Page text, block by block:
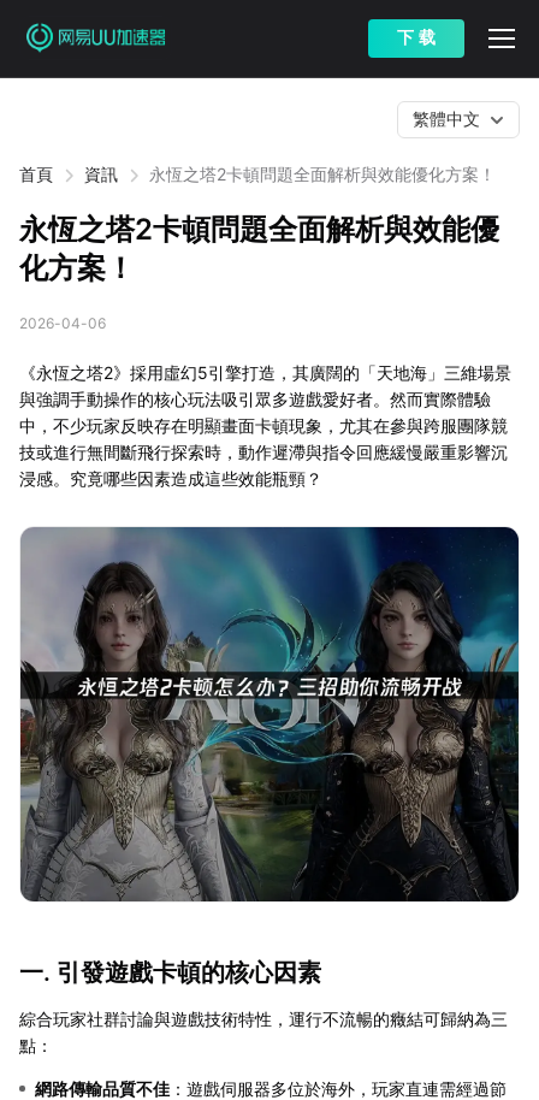
下 载
首頁 資訊 永恆之塔2卡頓問題全面解析與效能優化方案！
繁體中文
永恆之塔2卡頓問題全面解析與效能優
化方案！
2026-04-06
《永恆之塔2》採用虛幻5引擎打造，其廣闊的「天地海」三維場景
與強調手動操作的核心玩法吸引眾多遊戲愛好者。然而實際體驗
中，不少玩家反映存在明顯畫面卡頓現象，尤其在參與跨服團隊競
技或進行無間斷飛行探索時，動作遲滯與指令回應緩慢嚴重影響沉
浸感。究竟哪些因素造成這些效能瓶頸？
一. 引發遊戲卡頓的核心因素
綜合玩家社群討論與遊戲技術特性，運行不流暢的癥結可歸納為三
點：
網路傳輸品質不佳 ：遊戲伺服器多位於海外，玩家直連需經過節